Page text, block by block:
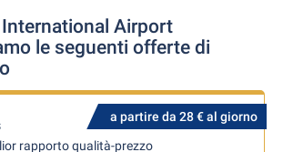
Airport
le seguenti offerte di
a partire da 28 € al giorno
rapporto qualità-prezzo